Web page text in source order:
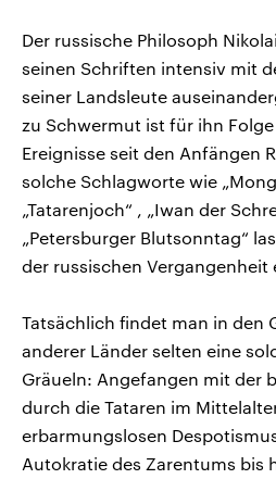
Der russische Philosoph
seinen Schriften intensiv mit
seiner Landsleute
zu Schwermut ist für ihn
Ereignisse seit den Anfängen
solche Schlagworte wie
„Tatarenjoch“ , „Iwan der
„Petersburger Blutsonntag“
der russischen Vergangenheit
Tatsächlich findet man in den
anderer Länder selten eine
Gräueln: Angefangen mit der
durch die Tataren im
erbarmungslosen
Autokratie des Zarentums bis